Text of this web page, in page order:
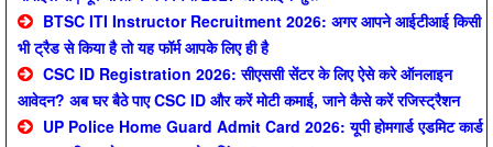
BTSC ITI Instructor Recruitment 2026: अगर आपने आईटीआई किसी
भी ट्रैड से किया है तो यह फॉर्म आपके लिए ही है
CSC ID Registration 2026: सीएससी सेंटर के लिए ऐसे करे ऑनलाइन
आवेदन? अब घर बैठे पाए CSC ID और करें मोटी कमाई, जाने कैसे करें रजिस्ट्रैशन
UP Police Home Guard Admit Card 2026: यूपी होमगार्ड एडमिट कार्ड